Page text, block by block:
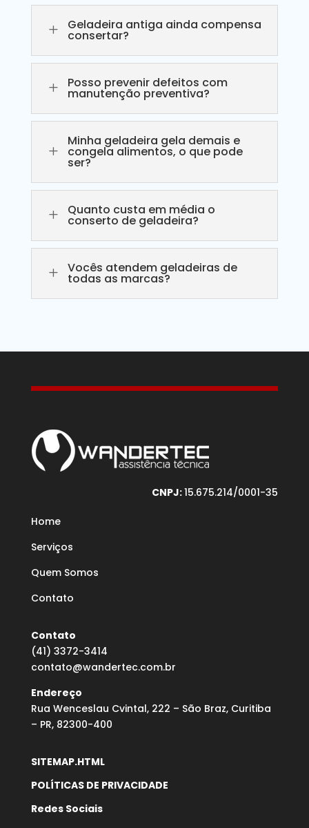
L Geladeira antiga ainda compensa
consertar?
L Posso prevenir defeitos com
manutenção preventiva?
L
Minha geladeira gela demais e
congela alimentos, o que pode
ser?
L Quanto custa em média o
conserto de geladeira?
L Vocês atendem geladeiras de
todas as marcas?
CNPJ:15.675.214/0001-35
Home
Serviços
Quem Somos
Contato
Contato
(41) 3372-3414
contato@wandertec.com.br
Endereço
Rua Wenceslau Cvintal, 222 – São Braz, Curitiba
– PR, 82300-400
SITEMAP.HTML
POLÍTICAS DE PRIVACIDADE
Redes Sociais